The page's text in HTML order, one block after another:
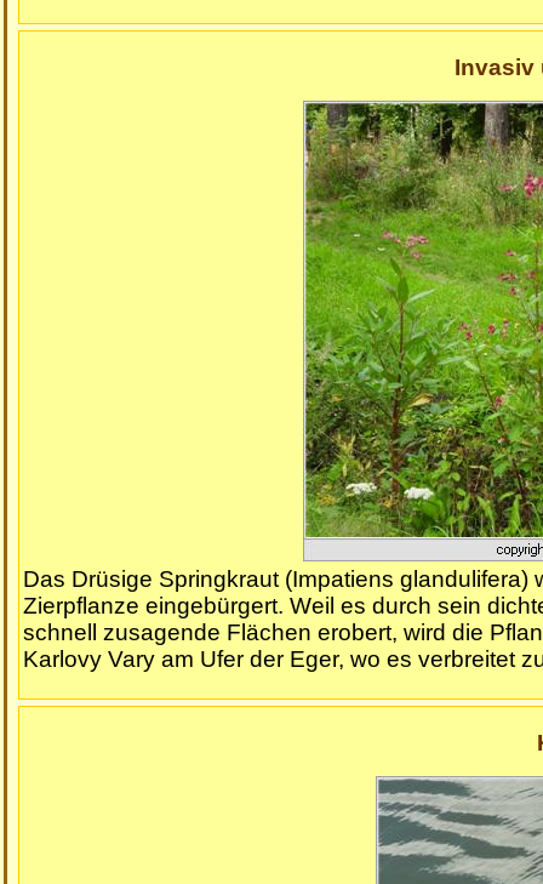
Invasiv
Das Drüsige Springkraut (Impatiens
Zierpflanze eingebürgert. Weil es durch sein
schnell zusagende Flächen erobert, wird die
Karlovy Vary am Ufer der Eger, wo es verbreitet